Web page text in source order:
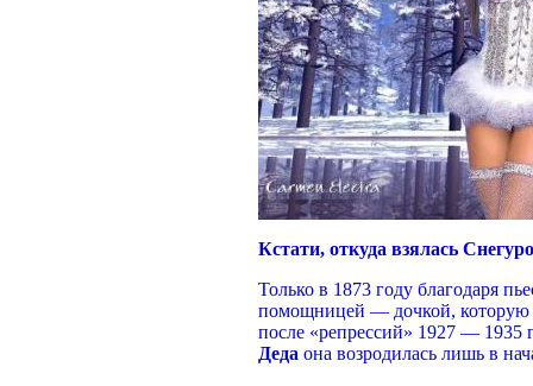
Кстати, откуда взялась
Только в 1873 году благодаря
помощницей — дочкой, которую
после «репрессий» 1927 — 1935
Деда она возродилась лишь в